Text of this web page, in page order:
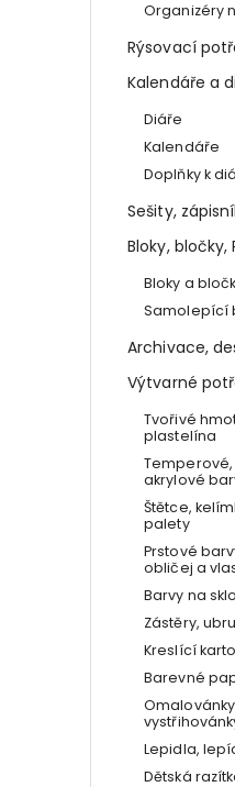
Organizéry
Rýsovací
Kalendáře a
Diáře
Kalendáře
Doplňky k
Sešity,
Bloky,
Bloky a
Samolepící
Archivace,
Výtvarné
Tvořivé
plastelína
akrylové
Štětce,
palety
Prstové
obličej a
Barvy na
Zástěry,
Kreslící
Barevné
Lepidla,
Dětská